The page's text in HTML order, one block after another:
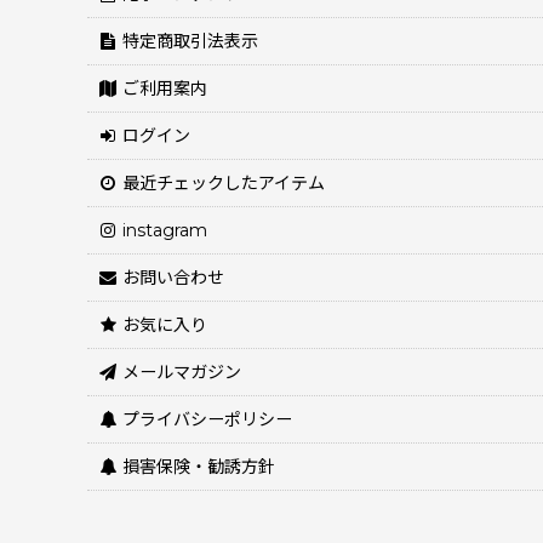
特定商取引法表示
ご利用案内
ログイン
最近チェックしたアイテム
instagram
お問い合わせ
お気に入り
メールマガジン
プライバシーポリシー
損害保険・勧誘方針